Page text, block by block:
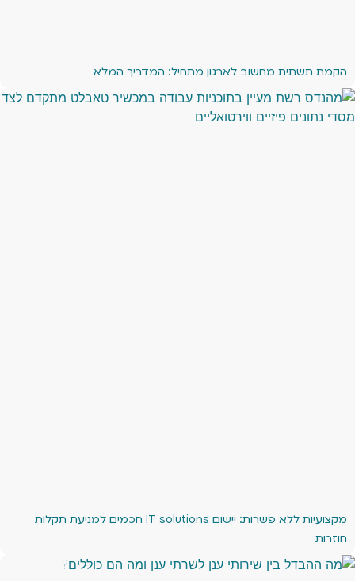
הקמת תשתית מחשוב לארגון מתחיל: המדריך המלא
מקצועיות ללא פשרות: יישום IT solutions חכמים למניעת תקלות
חוזרות